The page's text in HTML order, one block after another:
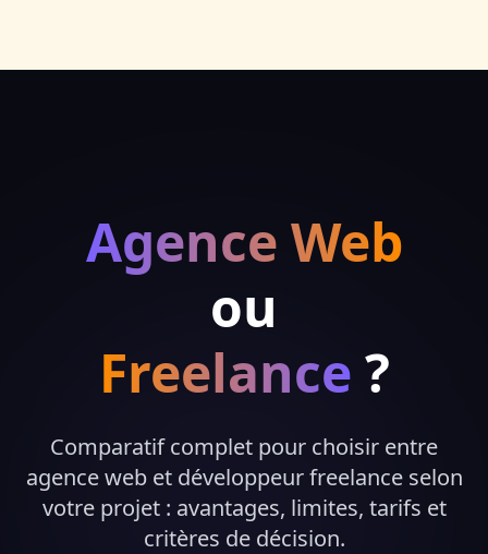
Agence Web
ou
Freelance ?
Comparatif complet pour choisir entre
agence web et développeur freelance selon
votre projet : avantages, limites, tarifs et
critères de décision.